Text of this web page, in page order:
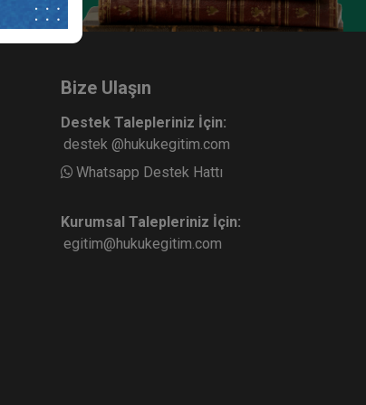
Boşanma Hukuku - IV. Medeni
Hukuk Kongresi - III. Oturum
360
Tüketici Hukuku Enstitüsü
Bize Ulaşın
Destek Talepleriniz İçin:
destek @hukukegitim.com
Whatsapp Destek Hattı
Kurumsal Talepleriniz İçin:
egitim@hukukegitim.com